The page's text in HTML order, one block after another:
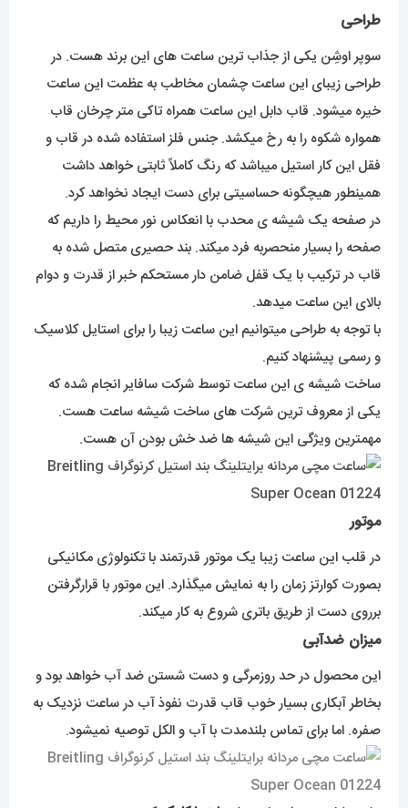
طراحی
سوپر اوشِن یکی از جذاب ترین ساعت های این برند هست. در
طراحی زیبای این ساعت چشمان مخاطب به عظمت این ساعت
خیره میشود. قاب دابل این ساعت همراه تاکی متر چرخان قاب
همواره شکوه را به رخ میکشد. جنس فلز استفاده شده در قاب و
فقل این کار استیل میباشد که رنگ کاملاً ثابتی خواهد داشت
همینطور هیچگونه حساسیتی برای دست ایجاد نخواهد کرد.
در صفحه یک شیشه ی محدب با انعکاس نور محیط را داریم که
صفحه را بسیار منحصربه فرد میکند. بند حصیری متصل شده به
قاب در ترکیب با یک قفل ضامن دار مستحکم خبر از قدرت و دوام
بالای این ساعت میدهد.
با توجه به طراحی میتوانیم این ساعت زیبا را برای استایل کلاسیک
و رسمی پیشنهاد کنیم.
ساخت شیشه ی این ساعت توسط شرکت سافایر انجام شده که
یکی از معروف ترین شرکت های ساخت شیشه ساعت هست.
مهمترین ویژگی این شیشه ها ضد خش بودن آن هست.
موتور
در قلب این ساعت زیبا یک موتور قدرتمند با تکنولوژی مکانیکی
بصورت کوارتز زمان را به نمایش میگذارد. این موتور با قرارگرفتن
برروی دست از طریق باتری شروع به کار میکند.
میزان ضدآبی
این محصول در حد روزمرگی و دست شستن ضد آب خواهد بود و
بخاطر آبکاری بسیار خوب قاب قدرت نفوذ آب در ساعت نزدیک به
صفره. اما برای تماس بلندمدت با آب و الکل توصیه نمیشود.